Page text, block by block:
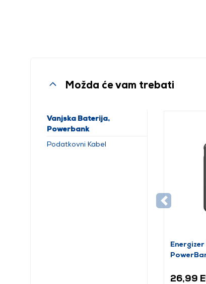
Možda će vam trebati
Vanjska Baterija,
Powerbank
Podatkovni Kabel
26,99